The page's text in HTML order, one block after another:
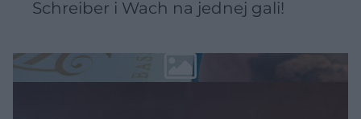
Schreiber i Wach na jednej gali!